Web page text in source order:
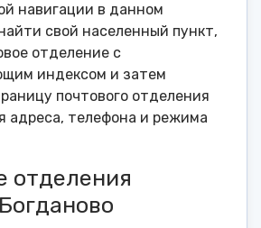
навигации в данном
свой населенный пункт,
отделение с
индексом и затем
почтового отделения
адреса, телефона и режима
отделения